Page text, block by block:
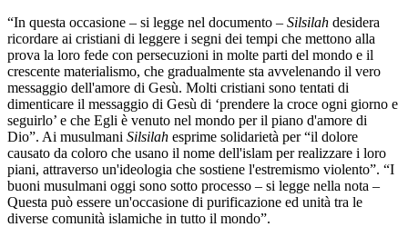
“In questa occasione – si legge nel documento – Silsilah desidera
ricordare ai cristiani di leggere i segni dei tempi che mettono alla
prova la loro fede con persecuzioni in molte parti del mondo e il
crescente materialismo, che gradualmente sta avvelenando il vero
messaggio dell'amore di Gesù. Molti cristiani sono tentati di
dimenticare il messaggio di Gesù di ‘prendere la croce ogni giorno e
seguirlo’ e che Egli è venuto nel mondo per il piano d'amore di
Dio”. Ai musulmani Silsilah esprime solidarietà per “il dolore
causato da coloro che usano il nome dell'islam per realizzare i loro
piani, attraverso un'ideologia che sostiene l'estremismo violento”. “I
buoni musulmani oggi sono sotto processo – si legge nella nota –
Questa può essere un'occasione di purificazione ed unità tra le
diverse comunità islamiche in tutto il mondo”.